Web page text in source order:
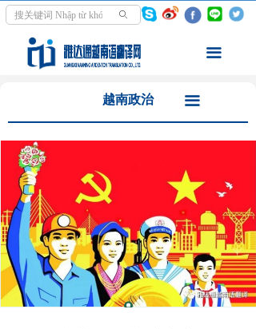
ꄙ
끀
首页
翻译服务
资讯中心
学越南语
关于我们
越南政治 끀
越南历史
越南政治
越南投资
越南旅游
越南教育
越南媒体